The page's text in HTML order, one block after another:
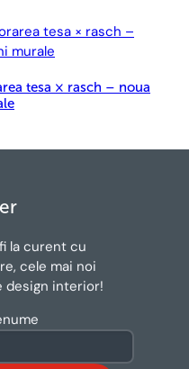
tesa × rasch – noua
la curent cu
cele mai noi
design interior!